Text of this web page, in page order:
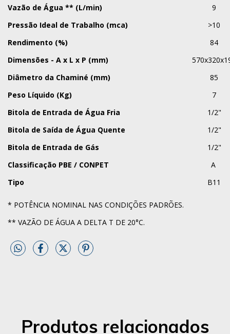
Vazão de Água ** (L/min)
9
Pressão Ideal de Trabalho (mca)
>10
Rendimento (%)
84
Dimensões - A x L x P (mm)
Diâmetro da Chaminé (mm)
85
Peso Líquido (Kg)
7
Bitola de Entrada de Água Fria
1/2"
Bitola de Saída de Água Quente
1/2"
Bitola de Entrada de Gás
1/2"
Classificação PBE / CONPET
A
Tipo
B11
* POTÊNCIA NOMINAL NAS CONDIÇÕES PADRÕES.
** VAZÃO DE ÁGUA A DELTA T DE 20°C.
Produtos relacionados